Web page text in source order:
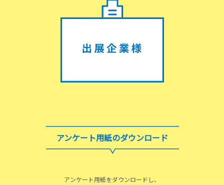
アンケート用紙のダウンロード
アンケート用紙をダウンロードし、